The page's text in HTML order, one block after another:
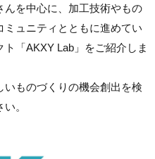
を中心に、加工技術やもの
ュニティとともに進めてい
「AKXY Lab」をご紹介しま
ものづくりの機会創出を検
。